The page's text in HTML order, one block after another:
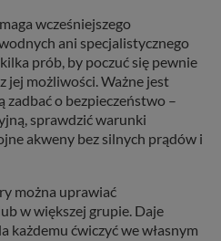
wcześniejszego
ani specjalistycznego
prób, by poczuć się pewnie
jej możliwości. Ważne jest
zadbać o bezpieczeństwo –
sprawdzić warunki
akweny bez silnych prądów i
można uprawiać
w większej grupie. Daje
każdemu ćwiczyć we własnym